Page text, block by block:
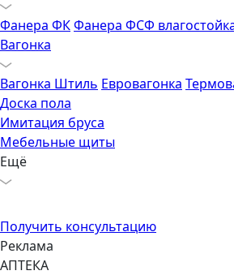
Фанера ФКФанера ФСФ
Вагонка
Вагонка Штиль Евровагонка
Доска пола
Имитация бруса
Мебельные щиты
Ещё
Получить консультацию
Реклама
АПТЕКА